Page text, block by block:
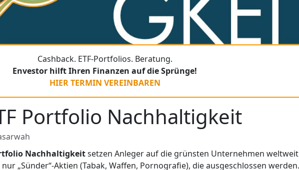
Cashback. ETF-Portfolios. Beratung.
Envestor hilft Ihren Finanzen auf die Sprünge!
HIER TERMIN VEREINBAREN
Portfolio Nachhaltigkeit
Nachhaltigkeitsetzen Anleger auf die grünsten Unternehmen
„Sünder“-Aktien (Tabak, Waffen, Pornografie), die ausgeschlossen werden.